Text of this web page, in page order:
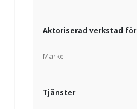
Aktoriserad verkstad för
Märke
Tjänster